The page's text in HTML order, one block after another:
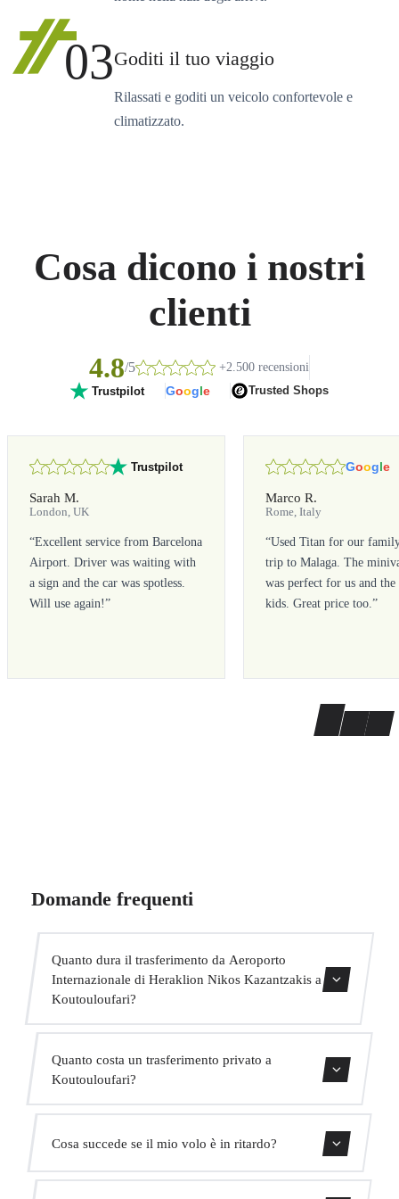
03Goditi il tuo viaggio
Rilassati e goditi un veicolo confortevole e
climatizzato.
Cosa dicono i nostri
clienti
4.8/5 +2.500 recensioni
Trustpilot Google Trusted Shops
Trustpilot
Sarah M.
London, UK
“Excellent service from Barcelona
Airport. Driver was waiting with
a sign and the car was spotless.
Will use again!”
Google
Marco R.
Rome, Italy
“Used Titan for our
trip to Malaga. The
was perfect for us and the
kids. Great price too.”
Domande frequenti
Quanto dura il trasferimento da Aeroporto
Internazionale di Heraklion Nikos Kazantzakis a
Koutouloufari?
Quanto costa un trasferimento privato a
Koutouloufari?
prezzo fisso immediato. Senza costi nascosti.
Cosa succede se il mio volo è in ritardo?